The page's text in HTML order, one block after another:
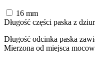
16 mm
Długość części paska z
Długość odcinka paska
Mierzona od miejsca